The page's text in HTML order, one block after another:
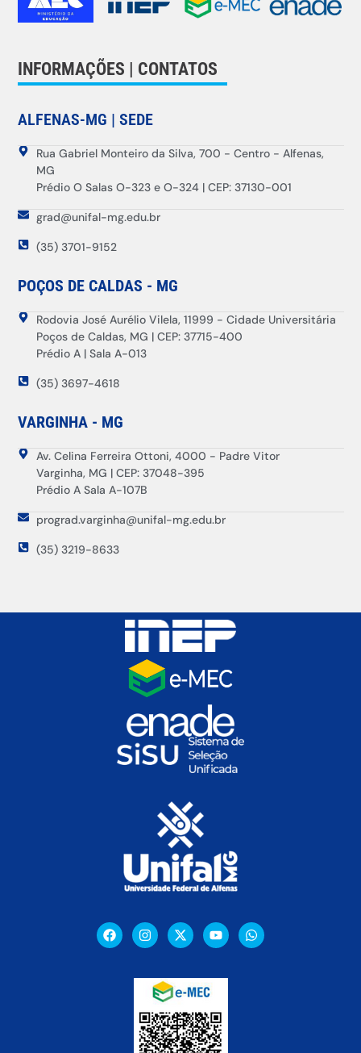
INFORMAÇÕES | CONTATOS
ALFENAS-MG | SEDE
Rua Gabriel Monteiro da Silva, 700 - Centro - Alfenas,
MG
Prédio O Salas O-323 e O-324 | CEP: 37130-001
grad@unifal-mg.edu.br
(35) 3701-9152
POÇOS DE CALDAS - MG
Rodovia José Aurélio Vilela, 11999 - Cidade Universitária
Poços de Caldas, MG | CEP: 37715-400
Prédio A | Sala A-013
(35) 3697-4618
VARGINHA - MG
Av. Celina Ferreira Ottoni, 4000 - Padre Vitor
Varginha, MG | CEP: 37048-395
Prédio A Sala A-107B
prograd.varginha@unifal-mg.edu.br
(35) 3219-8633